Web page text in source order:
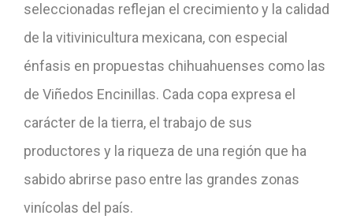
seleccionadas reflejan el crecimiento y la calidad
de la vitivinicultura mexicana, con especial
énfasis en propuestas chihuahuenses como las
de Viñedos Encinillas. Cada copa expresa el
carácter de la tierra, el trabajo de sus
productores y la riqueza de una región que ha
sabido abrirse paso entre las grandes zonas
vinícolas del país.